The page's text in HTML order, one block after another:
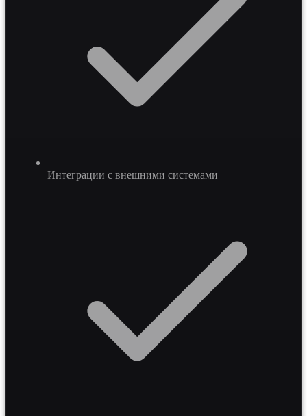
Интеграции с внешними системами